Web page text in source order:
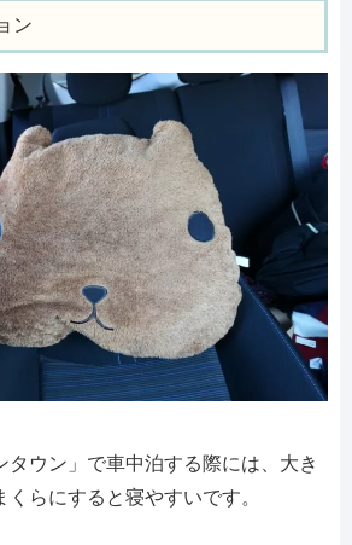
ン
タウン」で車中泊する際には、大き
らにすると寝やすいです。